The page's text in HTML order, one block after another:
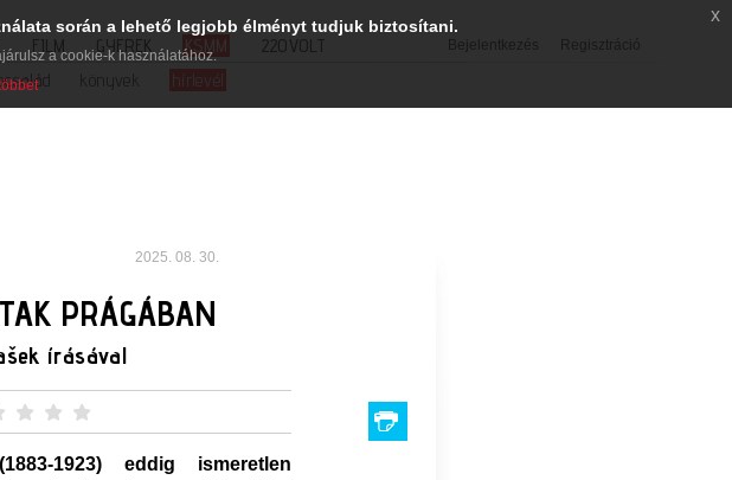
Bejelentkezés Regisztráció
FILM GYEREK KSMM
220VOLT
könyvek hírlevél
2025. 08. 30.
PRÁGÁBAN
írásával
1923) eddig ismeretlen
során a lehető legjobb élményt tudjuk biztosítani.
a cookie-k használatához.
x